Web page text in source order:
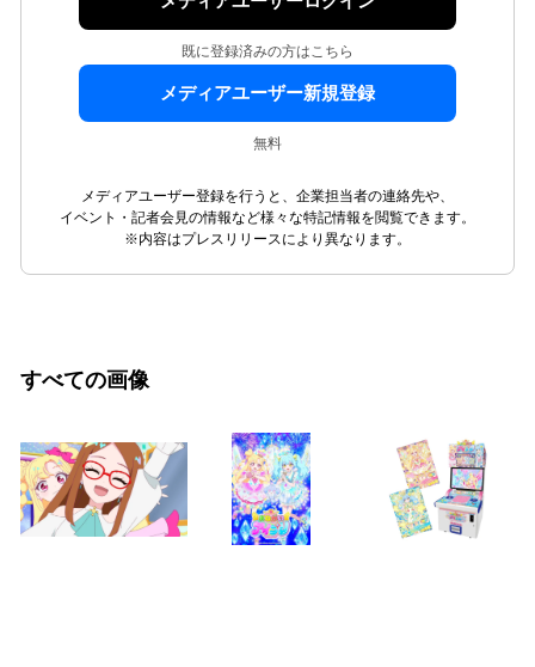
既に登録済みの方はこちら
メディアユーザー新規登録
無料
メディアユーザー登録を行うと、企業担当者の連絡先や、
イベント・記者会見の情報など様々な特記情報を閲覧できます。
※内容はプレスリリースにより異なります。
すべての画像